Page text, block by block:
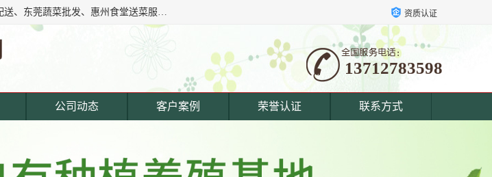
东莞市惠企膳食管理服务有限公司专注东莞深圳工厂饭堂承包、惠州食堂承包、深圳蔬菜配送、东莞蔬菜批发、惠州食堂送菜服务等综合性膳食服务公司。经营范围覆盖东城寮,主营产品: 东莞蔬菜配送公司,深圳饭堂承包公司,惠州饭堂承包公司,东莞饭堂承包公司,深圳蔬菜配送公司,厚街蔬菜配送公司,东莞食堂承包公司,东莞食材. 资质认证
13712783598
公司动态 客户案例 荣誉认证 联系方式